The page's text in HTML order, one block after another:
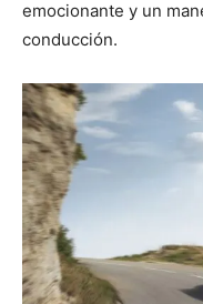
emocionante y un
conducción.